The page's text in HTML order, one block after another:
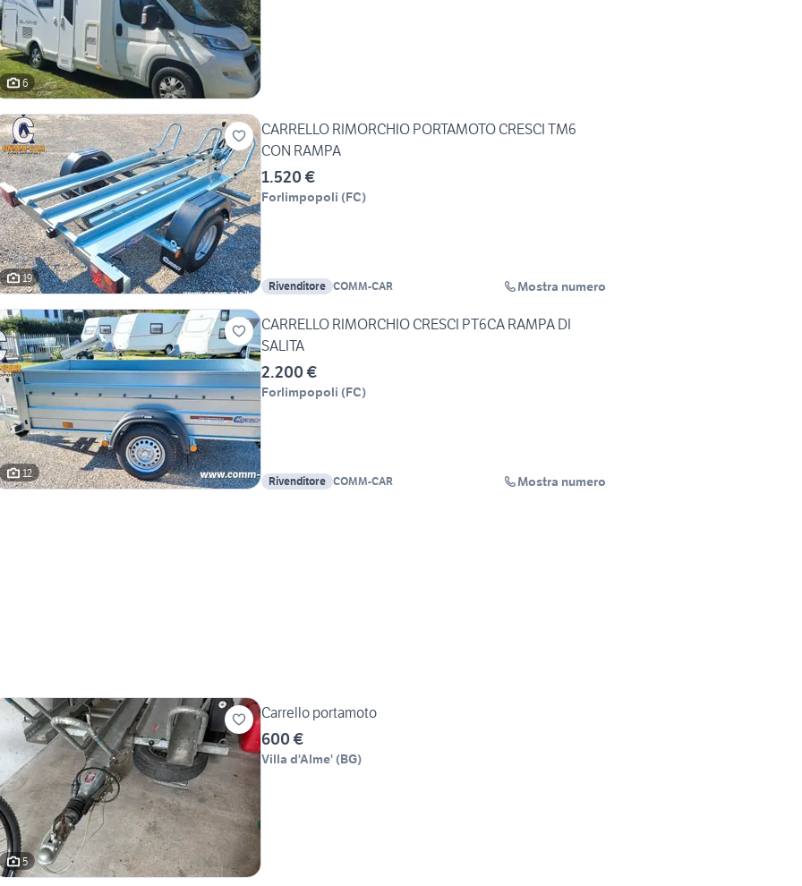
6
19
CARRELLO RIMORCHIO PORTAMOTO CRESCI TM6
CON RAMPA
1.520 €
Forlimpopoli (FC)
Rivenditore COMM-CAR Mostra numero
12
CARRELLO RIMORCHIO CRESCI PT6CA RAMPA DI
SALITA
2.200 €
Forlimpopoli (FC)
Rivenditore COMM-CAR Mostra numero
5
Carrello portamoto
600 €
Villa d'Alme' (BG)